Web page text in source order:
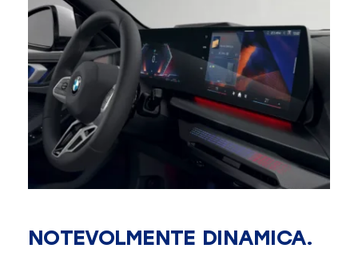
NOTEVOLMENTE DINAMICA.